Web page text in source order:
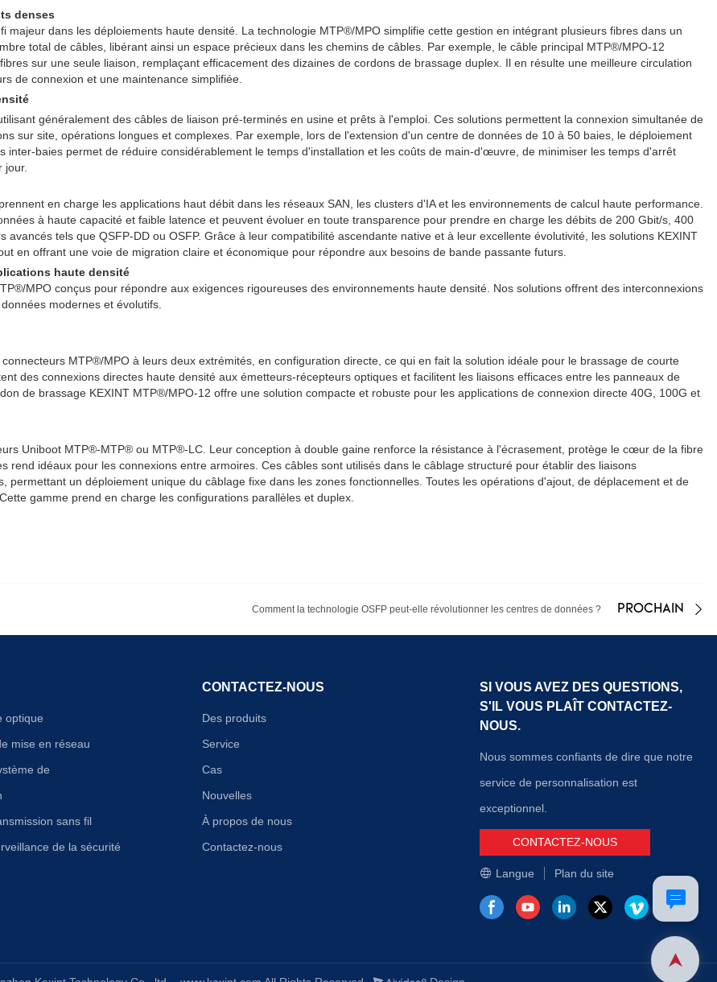
denses
dans les déploiements haute densité. La technologie MTP®/MPO simplifie cette gestion en intégrant plusieurs fibres dans un
total de câbles, libérant ainsi un espace précieux dans les chemins de câbles. Par exemple, le câble principal MTP®/MPO-12
sur une seule liaison, remplaçant efficacement des dizaines de cordons de brassage duplex. Il en résulte une meilleure circulation
de connexion et une maintenance simplifiée.
généralement des câbles de liaison pré-terminés en usine et prêts à l'emploi. Ces solutions permettent la connexion simultanée de
sur site, opérations longues et complexes. Par exemple, lors de l'extension d'un centre de données de 10 à 50 baies, le déploiement
inter-baies permet de réduire considérablement le temps d'installation et les coûts de main-d'œuvre, de minimiser les temps d'arrêt
jour.
en charge les applications haut débit dans les réseaux SAN, les clusters d'IA et les environnements de calcul haute performance.
à haute capacité et faible latence et peuvent évoluer en toute transparence pour prendre en charge les débits de 200 Gbit/s, 400
tels que QSFP-DD ou OSFP. Grâce à leur compatibilité ascendante native et à leur excellente évolutivité, les solutions KEXINT
en offrant une voie de migration claire et économique pour répondre aux besoins de bande passante futurs.
haute densité
MPO conçus pour répondre aux exigences rigoureuses des environnements haute densité. Nos solutions offrent des interconnexions
modernes et évolutifs.
MTP®/MPO à leurs deux extrémités, en configuration directe, ce qui en fait la solution idéale pour le brassage de courte
des connexions directes haute densité aux émetteurs-récepteurs optiques et facilitent les liaisons efficaces entre les panneaux de
de brassage KEXINT MTP®/MPO-12 offre une solution compacte et robuste pour les applications de connexion directe 40G, 100G et
Uniboot MTP®-MTP® ou MTP®-LC. Leur conception à double gaine renforce la résistance à l'écrasement, protège le cœur de la fibre
rend idéaux pour les connexions entre armoires. Ces câbles sont utilisés dans le câblage structuré pour établir des liaisons
un déploiement unique du câblage fixe dans les zones fonctionnelles. Toutes les opérations d'ajout, de déplacement et de
gamme prend en charge les configurations parallèles et duplex.
Comment la technologie OSFP peut-elle révolutionner les centres de données ? PROCHAIN
optique
mise en réseau
de
sans fil
de la sécurité
CONTACTEZ-NOUS
Des produits
Service
Cas
Nouvelles
À propos de nous
Contactez-nous
SI VOUS AVEZ DES QUESTIONS,
S'IL VOUS PLAÎT CONTACTEZ-
NOUS.
Nous sommes confiants de dire que notre
service de personnalisation est
exceptionnel.
CONTACTEZ-NOUS
Langue Plan du site